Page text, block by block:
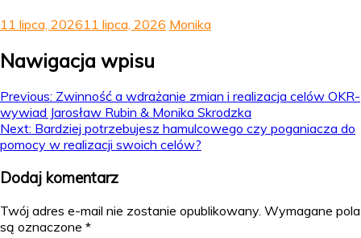
11 lipca, 202611 lipca, 2026 Monika
Nawigacja wpisu
Previous: Zwinność a wdrażanie zmian i realizacja celów OKR-
wywiad Jarosław Rubin & Monika Skrodzka
Next: Bardziej potrzebujesz hamulcowego czy poganiacza do
pomocy w realizacji swoich celów?
Dodaj komentarz
Twój adres e-mail nie zostanie opublikowany. Wymagane pola
są oznaczone *